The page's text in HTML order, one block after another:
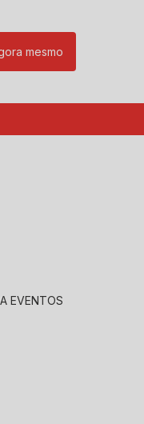
mesmo
EVENTOS